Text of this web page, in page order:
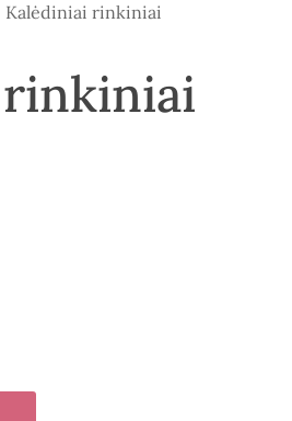
Kalėdiniai rinkiniai